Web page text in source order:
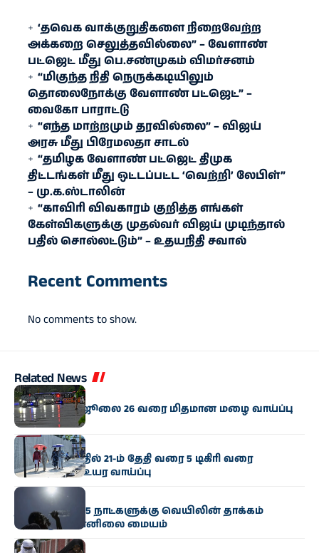
‘தவெக வாக்குறுதிகளை நிறைவேற்ற
அக்கறை செலுத்தவில்லை” – வேளாண்
பட்ஜெட் மீது பெ.சண்முகம் விமர்சனம்
“மிகுந்த நிதி நெருக்கடியிலும்
தொலைநோக்கு வேளாண் பட்ஜெட்” –
வைகோ பாராட்டு
“எந்த மாற்றமும் தரவில்லை” – விஜய்
அரசு மீது பிரேமலதா சாடல்
“தமிழக வேளாண் பட்ஜெட் திமுக
திட்டங்கள் மீது ஒட்டப்பட்ட ‘வெற்றி’ லேபிள்”
– மு.க.ஸ்டாலின்
“காவிரி விவகாரம் குறித்த எங்கள்
கேள்விகளுக்கு முதல்வர் விஜய் முடிந்தால்
பதில் சொல்லட்டும்” – உதயநிதி சவால்
Recent Comments
No comments to show.
Related News
வானிலை
தமிழகத்தில் ஜூலை 26 வரை மிதமான மழை வாய்ப்பு
வானிலை
உள் தமிழகத்தில் 21-ம் தேதி வரை 5 டிகிரி வரை
வெப்பநிலை உயர வாய்ப்பு
வானிலை
தமிழ்நாட்டில் 5 நாட்களுக்கு வெயிலின் தாக்கம்
தொடரும்: வானிலை மையம்
வானிலை